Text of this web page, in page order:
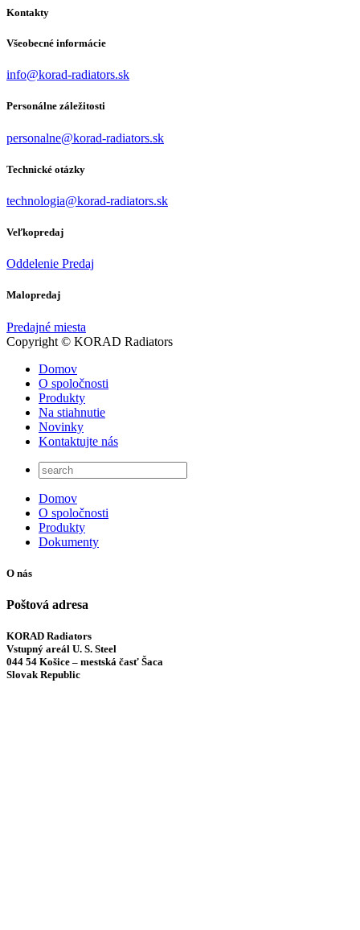
Kontakty
Všeobecné informácie
info@korad-radiators.sk
Personálne záležitosti
personalne@korad-radiators.sk
Technické otázky
technologia@korad-radiators.sk
Veľkopredaj
Oddelenie Predaj
Malopredaj
Predajné miesta
Copyright © KORAD Radiators
Domov
O spoločnosti
Produkty
Na stiahnutie
Novinky
Kontaktujte nás
Domov
O spoločnosti
Produkty
Dokumenty
O nás
Poštová adresa
KORAD Radiators
Vstupný areál U. S. Steel
044 54 Košice – mestská časť Šaca
Slovak Republic